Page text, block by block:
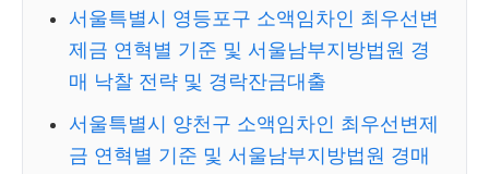
서울특별시 영등포구 소액임차인 최우선변
제금 연혁별 기준 및 서울남부지방법원 경
매 낙찰 전략 및 경락잔금대출
서울특별시 양천구 소액임차인 최우선변제
금 연혁별 기준 및 서울남부지방법원 경매